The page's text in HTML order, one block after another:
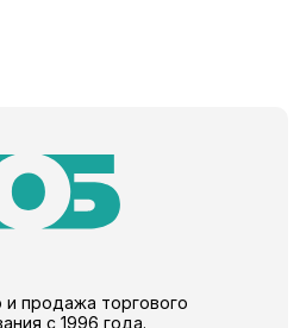
продажа торгового
с 1996 года.